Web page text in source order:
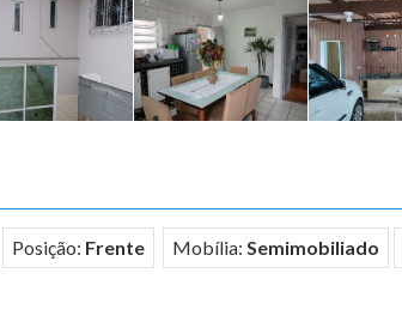
Posição: Frente Mobília: Semimobiliado